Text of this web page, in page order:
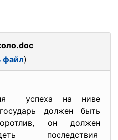
файл)
успеха на ниве
должен быть
он должен
последствия